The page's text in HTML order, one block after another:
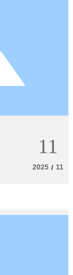
11
2025 / 11